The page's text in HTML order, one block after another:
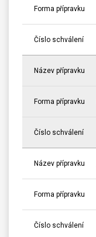
Forma přípravku
Číslo schválení
Název přípravku
Forma přípravku
Číslo schválení
Název přípravku
Forma přípravku
Číslo schválení